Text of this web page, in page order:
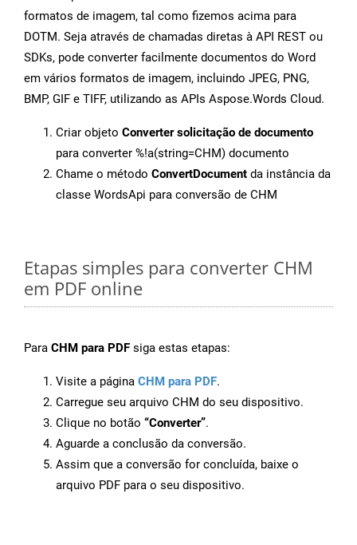
formatos de imagem, tal como fizemos acima para
DOTM. Seja através de chamadas diretas à API REST ou
SDKs, pode converter facilmente documentos do Word
em vários formatos de imagem, incluindo JPEG, PNG,
BMP, GIF e TIFF, utilizando as APIs Aspose.Words Cloud.
Criar objeto Converter solicitação de documento
para converter %!a(string=CHM) documento
Chame o método ConvertDocument da instância da
classe WordsApi para conversão de CHM
Etapas simples para converter CHM
em PDF online
Para CHM para PDF siga estas etapas:
Visite a página CHM para PDF.
Carregue seu arquivo CHM do seu dispositivo.
Clique no botão “Converter”.
Aguarde a conclusão da conversão.
Assim que a conversão for concluída, baixe o
arquivo PDF para o seu dispositivo.